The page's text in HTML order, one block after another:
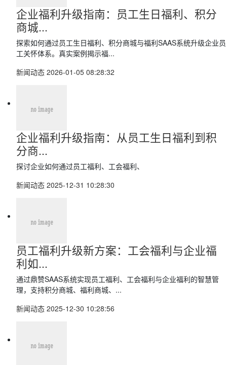
企业福利升级指南：员工生日福利、积分
商城...
探索如何通过员工生日福利、积分商城与福利SAAS系统升级企业员
工关怀体系。真实案例揭示福...
新闻动态 2026-01-05 08:28:32
企业福利升级指南：从员工生日福利到积
分商...
探讨企业如何通过员工福利、工会福利、
新闻动态 2025-12-31 10:28:30
员工福利升级新方案：工会福利与企业福
利如...
通过鼎赞SAAS系统实现员工福利、工会福利与企业福利的智慧管
理，支持积分商城、福利商城、...
新闻动态 2025-12-30 10:28:56